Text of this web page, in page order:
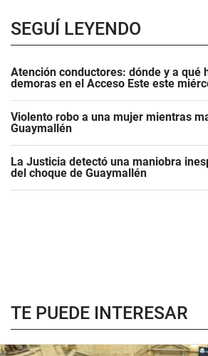
SEGUÍ LEYENDO
Atención conductores: dónde y a qué
demoras en el Acceso Este este
Violento robo a una mujer mientras
Guaymallén
La Justicia detectó una maniobra
del choque de Guaymallén
TE PUEDE INTERESAR